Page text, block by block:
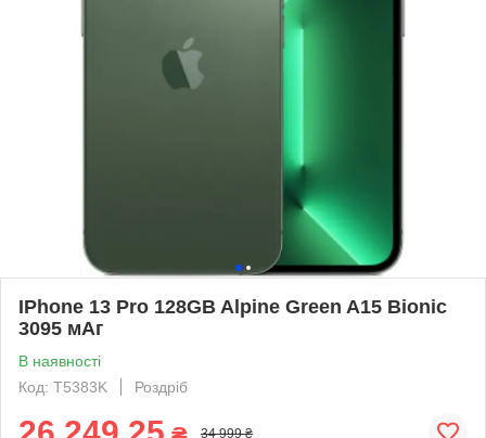
IPhone 13 Pro 128GB Alpine Green A15 Bionic
3095 мАг
В наявності
Код: T5383K
Роздріб
34 999 ₴